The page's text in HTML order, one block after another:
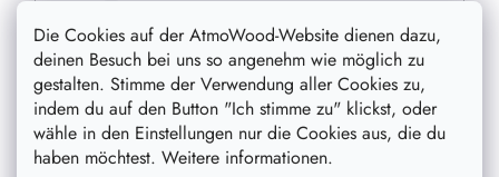
Die Cookies auf der AtmoWood-Website dienen dazu,
deinen Besuch bei uns so angenehm wie möglich zu
gestalten. Stimme der Verwendung aller Cookies zu,
indem du auf den Button "Ich stimme zu" klickst, oder
wähle in den Einstellungen nur die Cookies aus, die du
haben möchtest. Weitere informationen.
2.5 cm 0
7.5 cm 0
IN DEN WARENKORB